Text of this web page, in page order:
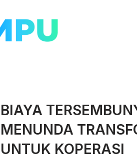
BIAYA
MENUNDA
UNTUK KOPERASI